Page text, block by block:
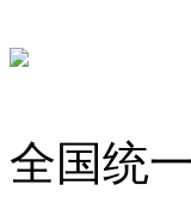
全国统